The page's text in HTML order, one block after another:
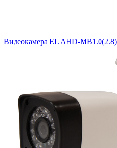
Видеокамера EL AHD-MB1.0(2.8)